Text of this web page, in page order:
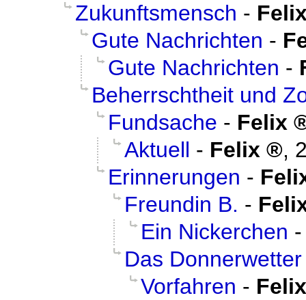
Zukunftsmensch -
Gute Nachrichten -
Gute Nachrichten -
Beherrschtheit und
Fundsache - Felix
Aktuell - Felix ,
Erinnerungen -
Freundin B. -
Ein Nickerchen
Das Donnerwetter
Vorfahren - Felix